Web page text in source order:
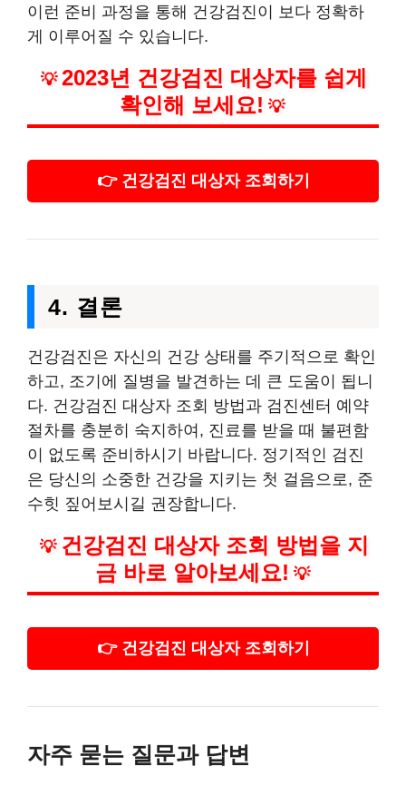
이런 준비 과정을 통해 건강검진이 보다 정확하
게 이루어질 수 있습니다.
💡 2023년 건강검진 대상자를 쉽게
확인해 보세요! 💡
👉 건강검진 대상자 조회하기
4. 결론
건강검진은 자신의 건강 상태를 주기적으로 확인
하고, 조기에 질병을 발견하는 데 큰 도움이 됩니
다. 건강검진 대상자 조회 방법과 검진센터 예약
절차를 충분히 숙지하여, 진료를 받을 때 불편함
이 없도록 준비하시기 바랍니다. 정기적인 검진
은 당신의 소중한 건강을 지키는 첫 걸음으로, 준
수힛 짚어보시길 권장합니다.
💡 건강검진 대상자 조회 방법을 지
금 바로 알아보세요! 💡
👉 건강검진 대상자 조회하기
자주 묻는 질문과 답변